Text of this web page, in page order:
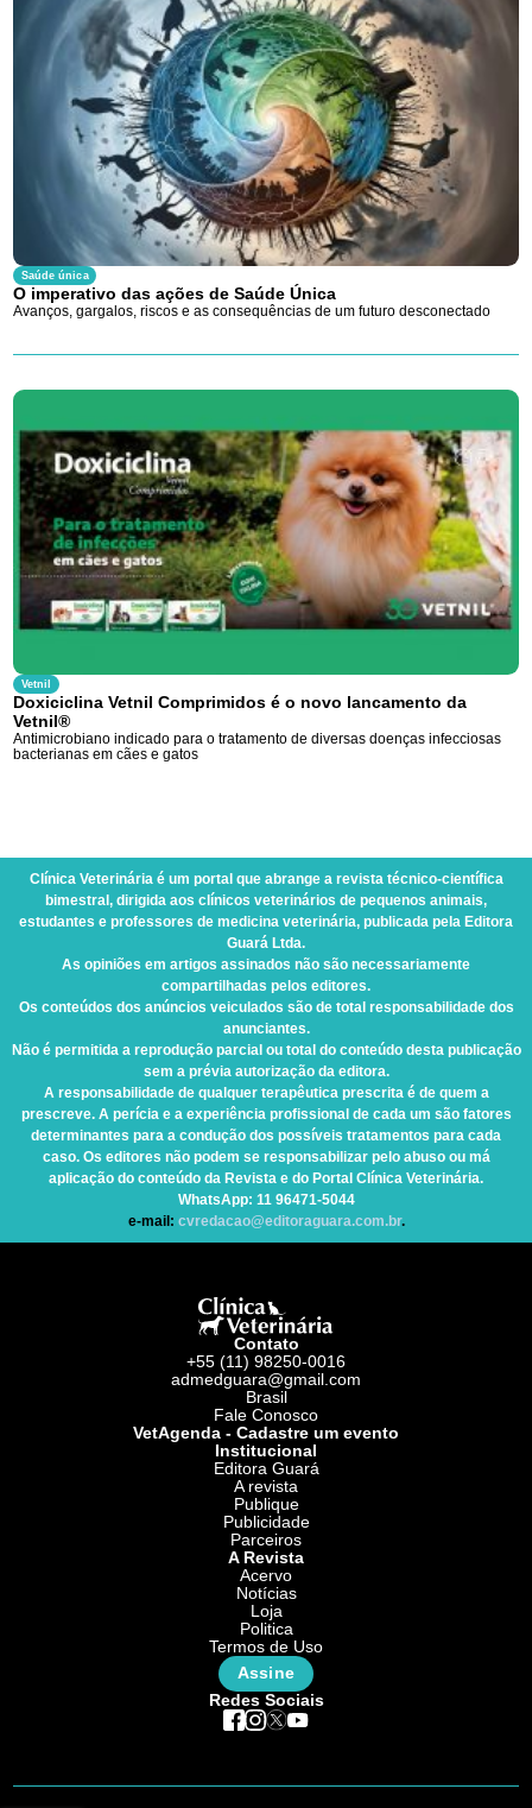
Saúde única
O imperativo das ações de Saúde Única
Avanços, gargalos, riscos e as consequências de um futuro desconectado
Vetnil
Doxiciclina Vetnil Comprimidos é o novo lancamento da
Vetnil®
Antimicrobiano indicado para o tratamento de diversas doenças infecciosas
bacterianas em cães e gatos
Clínica Veterinária é um portal que abrange a revista técnico-científica
bimestral, dirigida aos clínicos veterinários de pequenos animais,
estudantes e professores de medicina veterinária, publicada pela Editora
Guará Ltda.
As opiniões em artigos assinados não são necessariamente
compartilhadas pelos editores.
Os conteúdos dos anúncios veiculados são de total responsabilidade dos
anunciantes.
Não é permitida a reprodução parcial ou total do conteúdo desta publicação
sem a prévia autorização da editora.
A responsabilidade de qualquer terapêutica prescrita é de quem a
prescreve. A perícia e a experiência profissional de cada um são fatores
determinantes para a condução dos possíveis tratamentos para cada
caso. Os editores não podem se responsabilizar pelo abuso ou má
aplicação do conteúdo da Revista e do Portal Clínica Veterinária.
WhatsApp: 11 96471-5044
e-mail: cvredacao@editoraguara.com.br.
Contato
+55 (11) 98250-0016
admedguara@gmail.com
Brasil
Fale Conosco
VetAgenda - Cadastre um evento
Institucional
Editora Guará
A revista
Publique
Publicidade
Parceiros
A Revista
Acervo
Notícias
Loja
Politica
Termos de Uso
Assine
Redes Sociais